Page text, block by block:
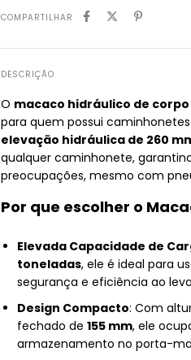
COMPARTILHAR
DESCRIÇÃO
O macaco hidráulico de corpo
para quem possui
elevação hidráulica de 260
qualquer caminhonete,
preocupações, mesmo com
Por que escolher o
Elevada Capacidade de
toneladas, ele é ideal para
segurança e eficiência ao
Design Compacto: Com
fechado de 155 mm, ele
armazenamento no porta-